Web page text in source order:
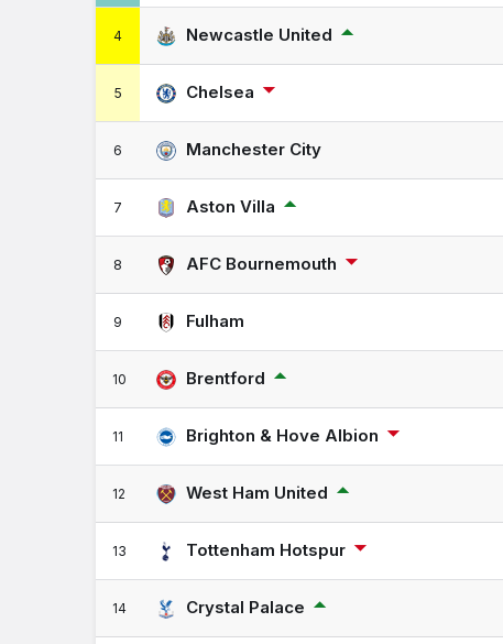
4 Newcastle United
5 Chelsea
6 Manchester City
7 Aston Villa
8 AFC Bournemouth
9 Fulham
10 Brentford
11 Brighton & Hove Albion
12 West Ham United
13 Tottenham Hotspur
14 Crystal Palace